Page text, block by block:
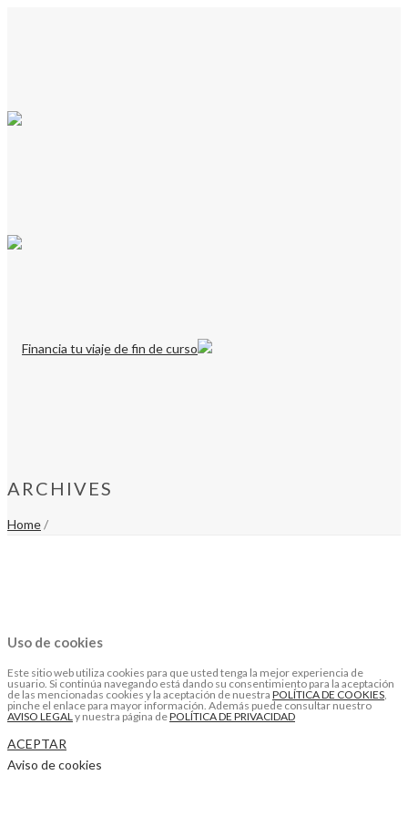
ARCHIVES
Home/
Uso de cookies
Este sitio web utiliza cookies para que usted tenga la mejor experiencia de
usuario. Si continúa navegando está dando su consentimiento para la aceptación
de las mencionadas cookies y la aceptación de nuestra POLÍTICA DE COOKIES,
pinche el enlace para mayor información. Además puede consultar nuestro
AVISO LEGALy nuestra página dePOLÍTICA DE PRIVACIDAD
ACEPTAR
Aviso de cookies